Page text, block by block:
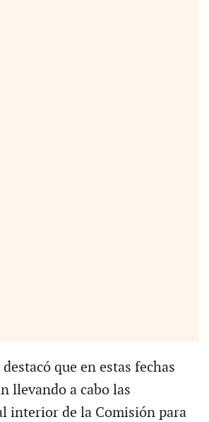
que en estas fechas
llevando a cabo las
interior de la Comisión para